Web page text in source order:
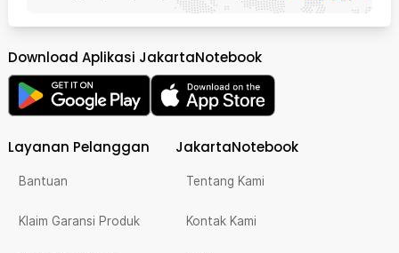
Download Aplikasi JakartaNotebook
Layanan Pelanggan
Bantuan
Klaim Garansi Produk
JakartaNotebook
Tentang Kami
Kontak Kami